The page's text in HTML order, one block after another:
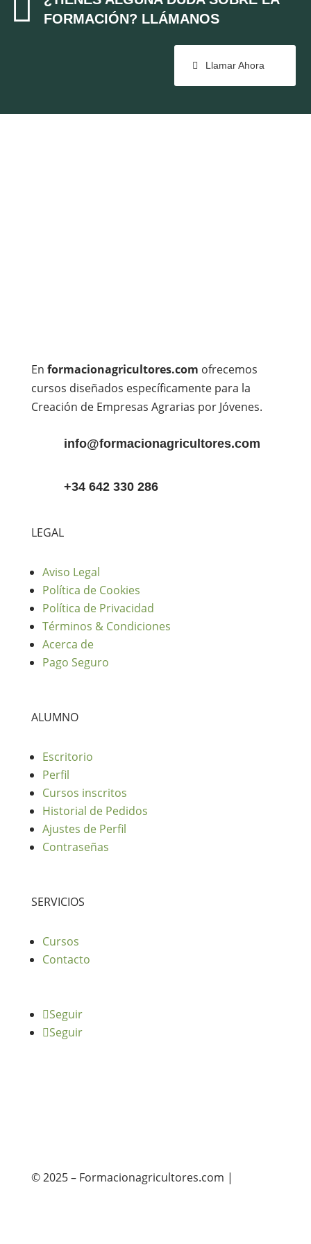

FORMACIÓN? LLÁMANOS
Llamar Ahora
En formacionagricultores.com ofrecemos
cursos diseñados específicamente para la
Creación de Empresas Agrarias por Jóvenes.
info@formacionagricultores.com
+34 642 330 286
LEGAL
Aviso Legal
Política de Cookies
Política de Privacidad
Términos & Condiciones
Acerca de
Pago Seguro
ALUMNO
Escritorio
Perfil
Cursos inscritos
Historial de Pedidos
Ajustes de Perfil
Contraseñas
SERVICIOS
Cursos
Contacto
Seguir
Seguir
© 2025 – Formacionagricultores.com |